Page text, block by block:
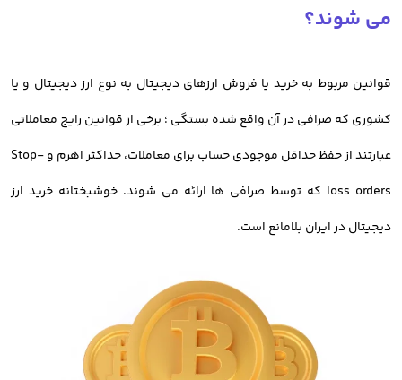
کاربران ایرانی به صرافی های خارجی، ریسک از دست رفتن دارایی آنها
تفاوتی ندارد که معامله گران به دنبال خرید بیت کوین هستند یا خرید و
فروش رمز ارز دیگر؛ نکته ای که باید به آن توجه داشت، انتخاببهترین
صرافی خرید رمز ارز دارای مجوزاست.
خرید تمامی ارزها مانند بیت کوین 24 ساعته و به صورت آنلاین در دسترس
می شوند؟
قوانین مربوط به خرید یا فروش ارزهای دیجیتال به نوع ارز دیجیتال و یا
کشوری که صرافی در آن واقع شده بستگی ؛ برخی از قوانین رایج معاملاتی
عبارتند از حفظ حداقل موجودی حساب برای معاملات، حداکثر اهرم و Stop-
loss orders که توسط صرافی ها ارائه می شوند. خوشبختانه خرید ارز
دیجیتال در ایران بلامانع است.